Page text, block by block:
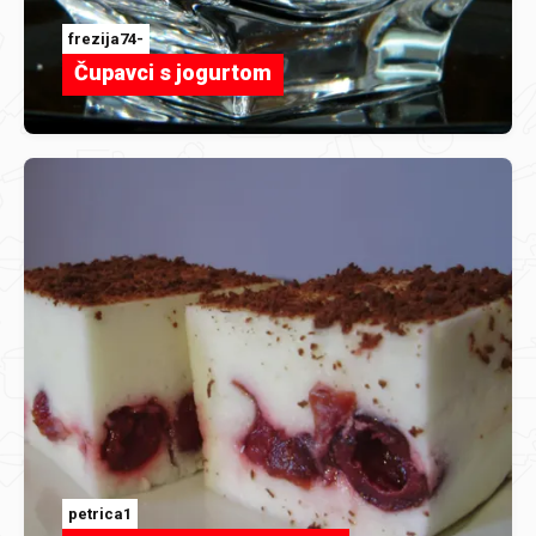
frezija74-
Čupavci s jogurtom
petrica1